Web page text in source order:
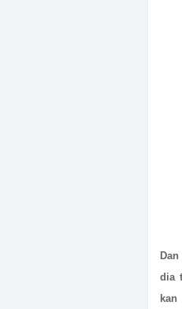
dia
kan